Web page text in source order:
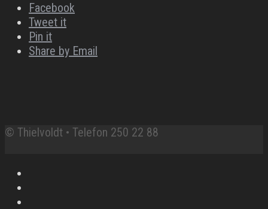
Facebook
Tweet it
Pin it
Share by Email
© Thielvoldt • Telefon 250 22 88